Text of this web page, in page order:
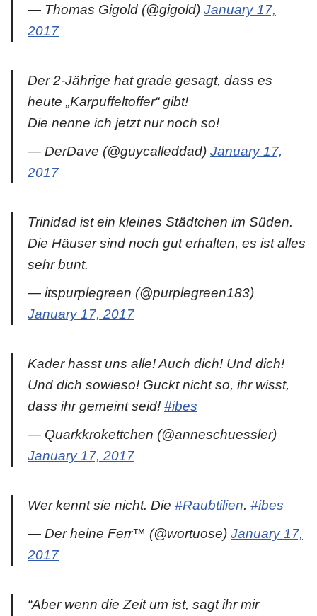
— Thomas Gigold (@gigold) January 17,
2017
Der 2-Jährige hat grade gesagt, dass es
heute „Karpuffeltoffer“ gibt!
Die nenne ich jetzt nur noch so!
— DerDave (@guycalleddad) January 17,
2017
Trinidad ist ein kleines Städtchen im Süden.
Die Häuser sind noch gut erhalten, es ist alles
sehr bunt.
— itspurplegreen (@purplegreen183)
January 17, 2017
Kader hasst uns alle! Auch dich! Und dich!
Und dich sowieso! Guckt nicht so, ihr wisst,
dass ihr gemeint seid! #ibes
— Quarkkrokettchen (@anneschuessler)
January 17, 2017
Wer kennt sie nicht. Die #Raubtilien. #ibes
— Der heine Ferr™ (@wortuose) January 17,
2017
“Aber wenn die Zeit um ist, sagt ihr mir